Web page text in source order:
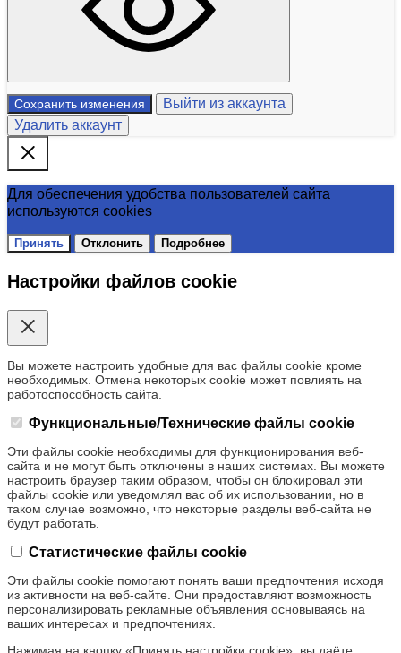
Сохранить изменения
Выйти из аккаунта
Удалить аккаунт
Для обеспечения удобства пользователей сайта
используются cookies
Принять Отклонить Подробнее
Настройки файлов cookie
Вы можете настроить удобные для вас файлы cookie кроме
необходимых. Отмена некоторых cookie может повлиять на
работоспособность сайта.
Функциональные/Технические файлы cookie
Эти файлы cookie необходимы для функционирования веб-
сайта и не могут быть отключены в наших системах. Вы можете
настроить браузер таким образом, чтобы он блокировал эти
файлы cookie или уведомлял вас об их использовании, но в
таком случае возможно, что некоторые разделы веб-сайта не
будут работать.
Статистические файлы cookie
Эти файлы cookie помогают понять ваши предпочтения исходя
из активности на веб-сайте. Они предоставляют возможность
персонализировать рекламные объявления основываясь на
ваших интересах и предпочтениях.